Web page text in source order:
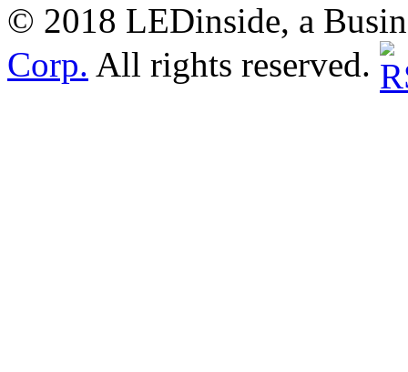
© 2018 LEDinside, a
Corp. All rights reserved.